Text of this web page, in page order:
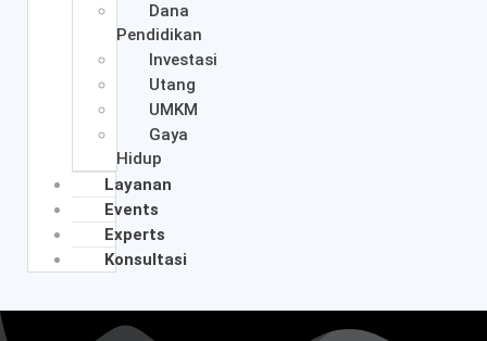
Dana
Pendidikan
Investasi
Utang
UMKM
Gaya
Hidup
Layanan
Events
Experts
Konsultasi